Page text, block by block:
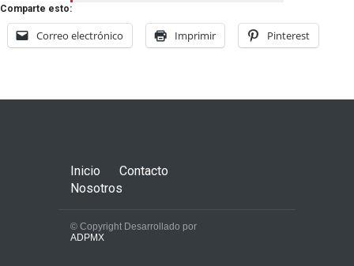
Comparte esto:
Correo electrónico Imprimir Pinterest
Inicio
Contacto
Nosotros
© Copyright Desarrollado por
ADPMX